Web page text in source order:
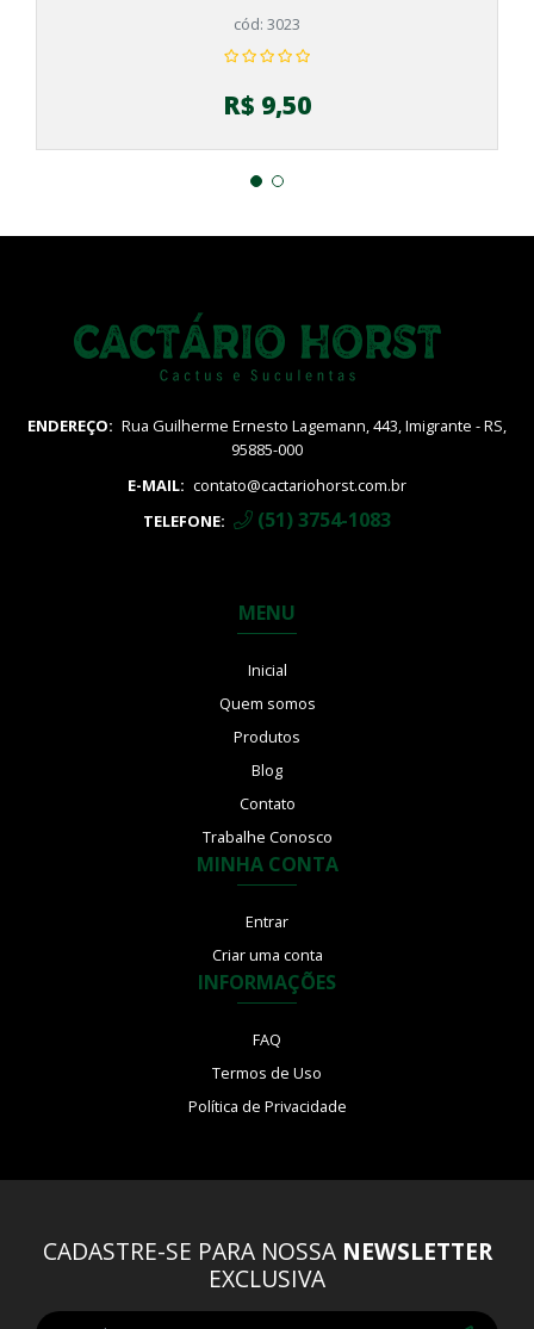
cód: 3023
R$ 9,50
ENDEREÇO: Rua Guilherme Ernesto Lagemann, 443, Imigrante - RS,
95885-000
E-MAIL: contato@cactariohorst.com.br
TELEFONE:
(51) 3754-1083
MENU
Inicial
Quem somos
Produtos
Blog
Contato
Trabalhe Conosco
MINHA CONTA
Entrar
Criar uma conta
INFORMAÇÕES
FAQ
Termos de Uso
Política de Privacidade
CADASTRE-SE PARA NOSSA NEWSLETTER
EXCLUSIVA